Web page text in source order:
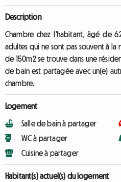
Description
Chambre chez l'habitant, âgé de
adultes qui ne sont pas souvent à
de 150m2 se trouve dans une
de bain est partagée avec un(e)
chambre.
Logement
Salle de bain à partager
WC à partager
Cuisine à partager
Habitant(s) actuel(s) du logement